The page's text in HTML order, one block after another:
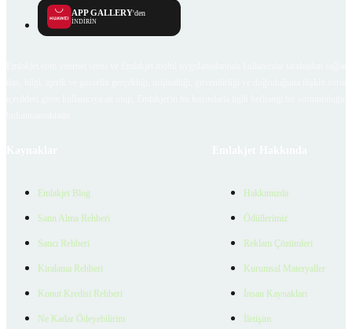
APP GALLERY'den
İNDİRİN
Emlakjet Blog
Satın Alma Rehberi
Satıcı Rehberi
Kiralama Rehberi
Konut Kredisi Rehberi
Ne Kadar Ödeyebilirim
Hakkımızda
Ödüllerimiz
Reklam Çözümleri
Kurumsal Materyaller
İnsan Kaynakları
İletişim